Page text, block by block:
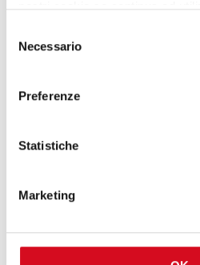
delNecessario
Preferenze
Statistiche
Marketing
Vuoi valutare
Desktop per la tua
Se stai considerando
approccio strutturato, sicuro
per una